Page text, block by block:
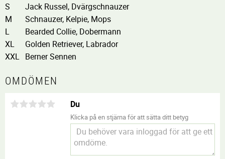
S
Jack Russel, Dvärgschnauzer
M
Schnauzer, Kelpie, Mops
L
Bearded Collie, Dobermann
XL
Golden Retriever, Labrador
XXL Berner Sennen
OMDÖMEN
Du
Klicka på en stjärna för att sätta ditt betyg